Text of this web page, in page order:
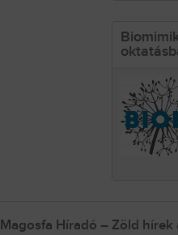
Magosfa Híradó – Zöld